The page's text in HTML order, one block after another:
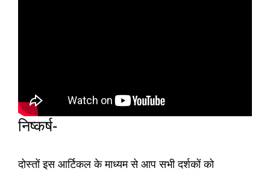
निष्कर्ष-
दोस्तों इस आर्टिकल के माध्यम से आप सभी दर्शकों को